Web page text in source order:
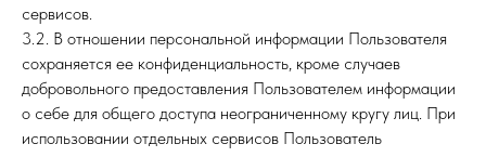
сервисов.
3.2. В отношении персональной информации Пользователя
сохраняется ее конфиденциальность, кроме случаев
добровольного предоставления Пользователем информации
о себе для общего доступа неограниченному кругу лиц. При
использовании отдельных сервисов Пользователь